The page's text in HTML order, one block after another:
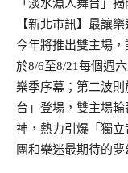
【新北市訊】最讓
今年將推出雙主場
於8/6至8/21每個週
樂季序幕；第二波
台」登場，雙主場
神，熱力引爆「獨
團和樂迷最期待的夢